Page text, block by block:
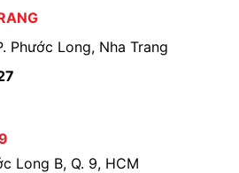
Phước Long, Nha Trang
Long B, Q. 9, HCM